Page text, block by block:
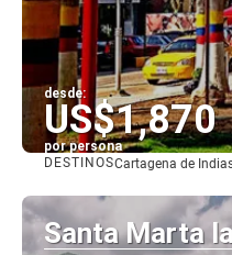
desde:
US$1,870
por persona
DESTINOSCartagena de
Santa Marta